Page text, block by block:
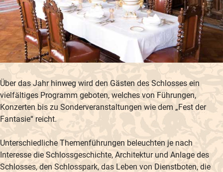
Über das Jahr hinweg wird den Gästen des Schlosses ein
vielfältiges Programm geboten, welches von Führungen,
Konzerten bis zu Sonderveranstaltungen wie dem „Fest der
Fantasie“ reicht.
Unterschiedliche Themenführungen beleuchten je nach
Interesse die Schlossgeschichte, Architektur und Anlage des
Schlosses, den Schlosspark, das Leben von Dienstboten, die